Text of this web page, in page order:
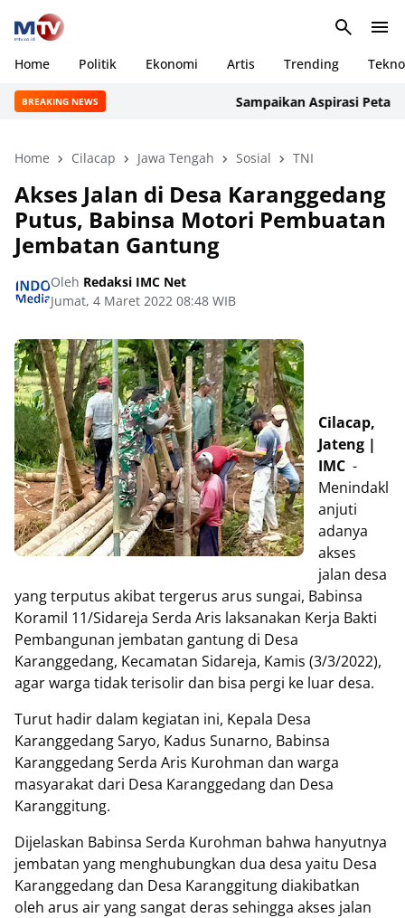
Home Politik Ekonomi Artis Trending Tekno
BREAKING NEWS Sampaikan Aspirasi Petani
Home Cilacap Jawa Tengah Sosial TNI
Akses Jalan di Desa Karanggedang
Putus, Babinsa Motori Pembuatan
Jembatan Gantung
Oleh Redaksi IMC Net
Jumat, 4 Maret 2022 08:48 WIB
Cilacap,
Jateng |
IMC -
Menindakl
anjuti
adanya
akses
jalan desa
yang terputus akibat tergerus arus sungai, Babinsa
Koramil 11/Sidareja Serda Aris laksanakan Kerja Bakti
Pembangunan jembatan gantung di Desa
Karanggedang, Kecamatan Sidareja, Kamis (3/3/2022),
agar warga tidak terisolir dan bisa pergi ke luar desa.
Turut hadir dalam kegiatan ini, Kepala Desa
Karanggedang Saryo, Kadus Sunarno, Babinsa
Karanggedang Serda Aris Kurohman dan warga
masyarakat dari Desa Karanggedang dan Desa
Karanggitung.
Dijelaskan Babinsa Serda Kurohman bahwa hanyutnya
jembatan yang menghubungkan dua desa yaitu Desa
Karanggedang dan Desa Karanggitung diakibatkan
oleh arus air yang sangat deras sehingga akses jalan